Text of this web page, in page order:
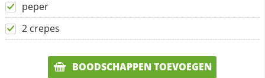
peper
2 crepes
BOODSCHAPPEN TOEVOEGEN